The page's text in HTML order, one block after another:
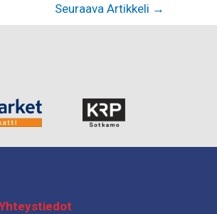
Seuraava Artikkeli →